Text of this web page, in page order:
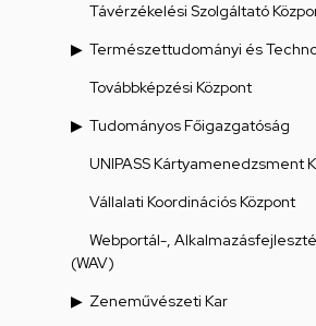
Távérzékelési Szolgáltató
Természettudományi és
Továbbképzési Központ
Tudományos Főigazgatóság
UNIPASS Kártyamenedzsment
Vállalati Koordinációs Központ
Webportál-,
(WAV)
Zeneművészeti Kar